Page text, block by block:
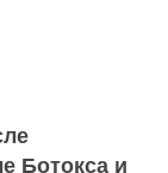
Ботокса и